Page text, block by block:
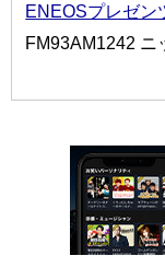
ENEOSプレゼ
FM93AM1242